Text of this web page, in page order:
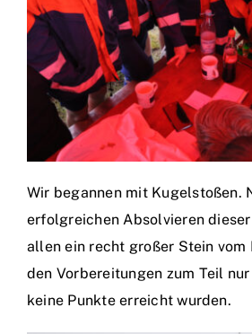
Wir begannen mit Kugelstoßen.
erfolgreichen Absolvieren
allen ein recht großer Stein vom
den Vorbereitungen zum Teil
keine Punkte erreicht wurden.